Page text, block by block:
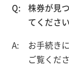
株券が見
てください
お手続き
ご覧くださ